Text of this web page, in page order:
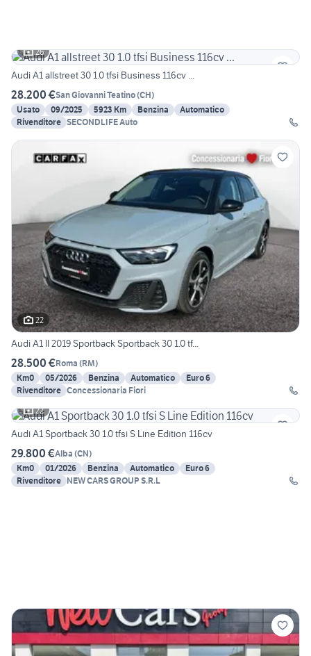
26
Audi A1 allstreet 30 1.0 tfsi Business 116cv ...
28.200 €San Giovanni Teatino(CH)
Usato
09/2025 5923 Km Benzina
Automatico
Rivenditore SECONDLIFE Auto
22
Audi A1 II 2019 Sportback Sportback 30 1.0 tf...
28.500 €Roma (RM)
Km0
05/2026 Benzina Automatico
Euro 6
Rivenditore Concessionaria Fiori
22
Audi A1 Sportback 30 1.0 tfsi S Line Edition 116cv
29.800 €Alba (CN)
Km0
01/2026 Benzina Automatico
Euro 6
Rivenditore NEW CARS GROUP S.R.L